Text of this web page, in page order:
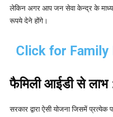
लेकिन अगर आप जन सेवा केन्द्र के
रूपये देने होंगे।
Click for Family
फैमिली आईडी से लाभ
सरकार द्वारा ऐसी योजना जिसमें